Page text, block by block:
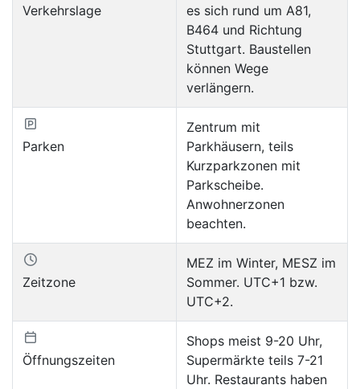
Verkehrslage
es sich rund um A81,
B464 und Richtung
Stuttgart. Baustellen
können Wege
verlängern.
Parken
Zentrum mit
Parkhäusern, teils
Kurzparkzonen mit
Parkscheibe.
Anwohnerzonen
beachten.
Zeitzone
MEZ im Winter, MESZ im
Sommer. UTC+1 bzw.
UTC+2.
Öffnungszeiten
Shops meist 9-20 Uhr,
Supermärkte teils 7-21
Uhr. Restaurants haben